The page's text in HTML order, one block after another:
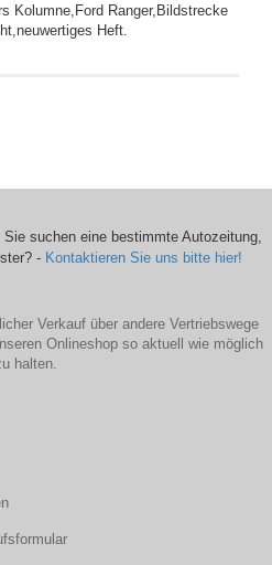
Kolumne,Ford Ranger,Bildstrecke
Heft.
suchen eine bestimmte Autozeitung,
- Kontaktieren Sie uns bitte hier!
Verkauf über andere Vertriebswege
Onlineshop so aktuell wie möglich
halten.